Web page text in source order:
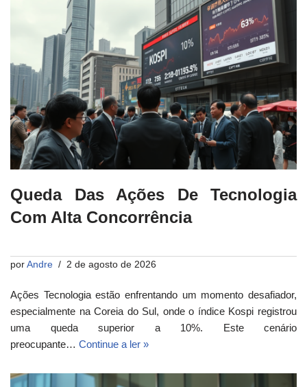
Queda Das Ações De Tecnologia
Com Alta Concorrência
por Andre 2 de agosto de 2026
Ações Tecnologia estão enfrentando um momento desafiador,
especialmente na Coreia do Sul, onde o índice Kospi registrou
uma queda superior a 10%. Este cenário
preocupante… Continue a ler »